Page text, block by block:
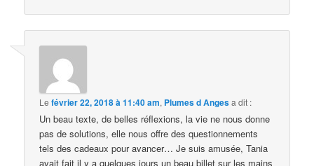
Lefévrier 22, 2018 à 11:40 am, Plumes d Angesa dit :
Un beau texte, de belles réflexions, la vie ne nous donne
pas de solutions, elle nous offre des questionnements
tels des cadeaux pour avancer… Je suis amusée, Tania
avait fait il y a quelques jours un beau billet sur les mains